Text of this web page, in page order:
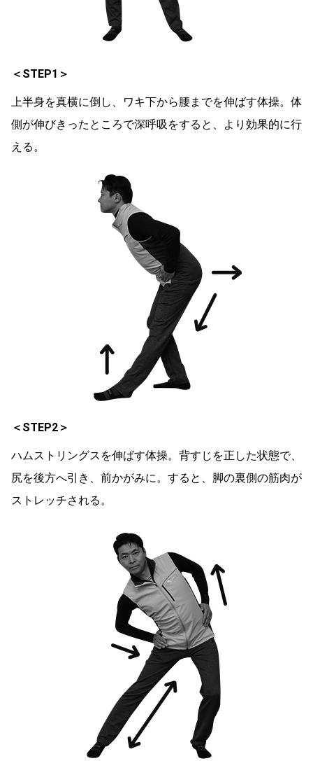
＜STEP1＞
上半身を真横に倒し、ワキ下から腰までを伸ばす体操。体
側が伸びきったところで深呼吸をすると、より効果的に行
える。
＜STEP2＞
ハムストリングスを伸ばす体操。背すじを正した状態で、
尻を後方へ引き、前かがみに。すると、脚の裏側の筋肉が
ストレッチされる。